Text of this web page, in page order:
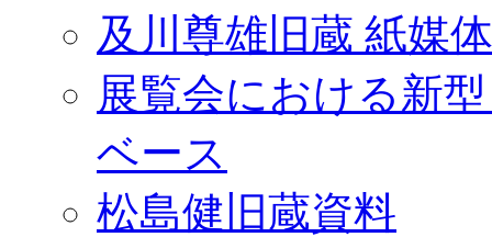
及川尊雄旧蔵 紙媒
展覧会における新
ベース
松島健旧蔵資料